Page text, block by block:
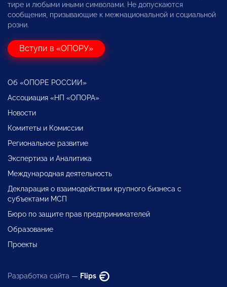
тире и любыми иными символами. Не допускаются
сообщения, призывающие к межнациональной и социальной
розни.
Вступи в «ОПОРУ»
Об «ОПОРЕ РОССИИ»
Ассоциация «НП «ОПОРА»
Новости
Комитеты и Комиссии
Региональное развитие
Экспертиза и Аналитика
Международная деятельность
Декларация о взаимодействии крупного бизнеса с
субъектами МСП
Бюро по защите прав предпринимателей
Образование
Проекты
Разработка сайта — Flips